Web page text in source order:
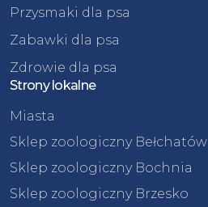
Przysmaki dla psa
Zabawki dla psa
Zdrowie dla psa
Strony lokalne
Miasta
Sklep zoologiczny Bełchatów
Sklep zoologiczny Bochnia
Sklep zoologiczny Brzesko